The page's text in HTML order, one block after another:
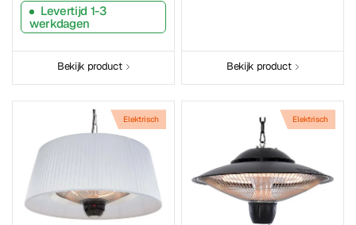
Levertijd 1-3
werkdagen
Bekijk product Bekijk product
Elektrisch Elektrisch